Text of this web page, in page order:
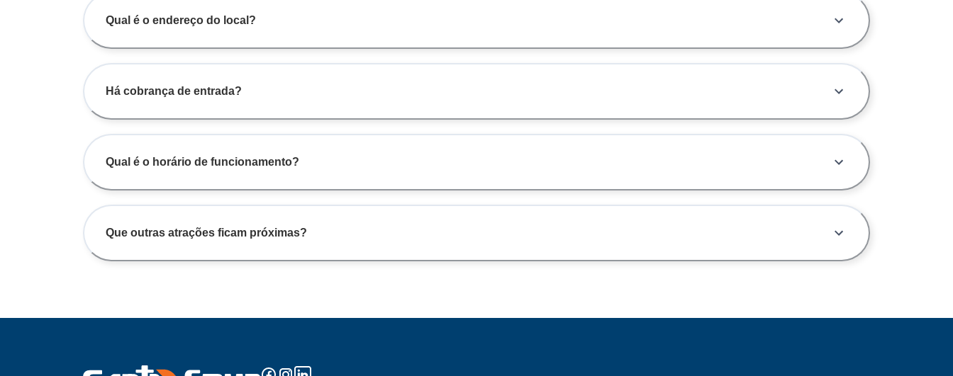
Qual é o endereço do local?
Há cobrança de entrada?
Qual é o horário de funcionamento?
Que outras atrações ficam próximas?